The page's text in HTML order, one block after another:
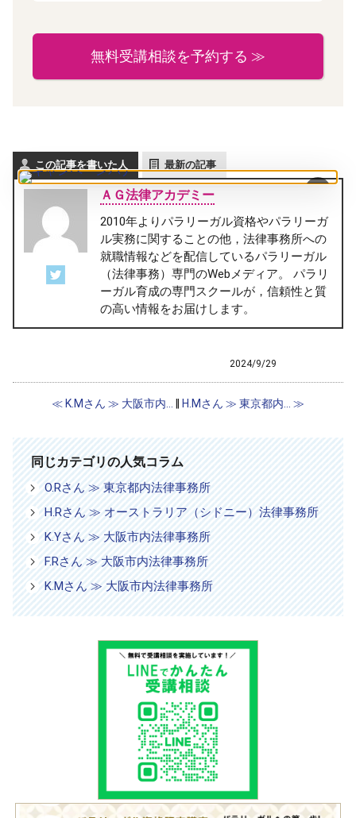
×
無料受講相談を予約する ≫
この記事を書いた人 最新の記事
ＡＧ法律アカデミー
2010年よりパラリーガル資格やパラリーガ
ル実務に関することの他，法律事務所への
就職情報などを配信しているパラリーガル
（法律事務）専門のWebメディア。 パラリ
ーガル育成の専門スクールが，信頼性と質
の高い情報をお届けします。
2024/9/29
≪ K.Mさん ≫ 大阪市内... H.Mさん ≫ 東京都内... ≫
同じカテゴリの人気コラム
O.Rさん ≫ 東京都内法律事務所
H.Rさん ≫ オーストラリア（シドニー）法律事務所
K.Yさん ≫ 大阪市内法律事務所
F.Rさん ≫ 大阪市内法律事務所
K.Mさん ≫ 大阪市内法律事務所